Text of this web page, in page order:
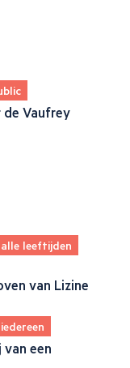
Vaufrey
leeftijden
van Lizine
een